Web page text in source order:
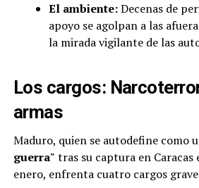
El ambiente:Decenas de
apoyo se agolpan a las
la mirada vigilante de las
Los cargos:
armas
Maduro, quien se autodefine como
guerra" tras su captura en Caracas
enero, enfrenta cuatro cargos